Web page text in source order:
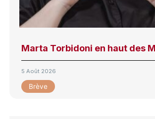
Marta Torbidoni en haut des
5 Août 2026
Brève